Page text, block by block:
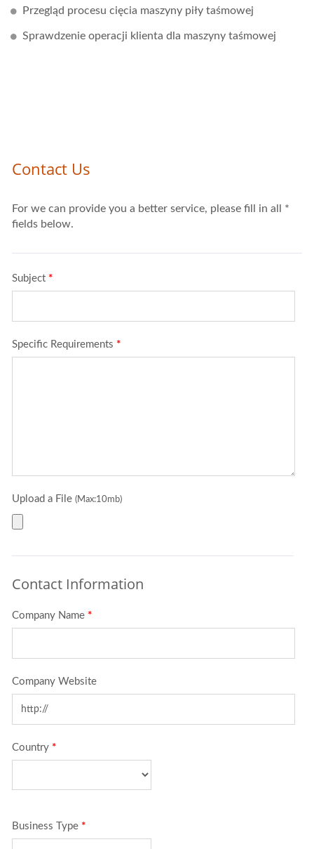
Przegląd procesu cięcia maszyny piły taśmowej
Sprawdzenie operacji klienta dla maszyny taśmowej